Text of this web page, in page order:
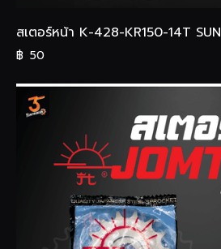
สเตอร์หน้า K-428-KR150-14T SUN
฿ 50